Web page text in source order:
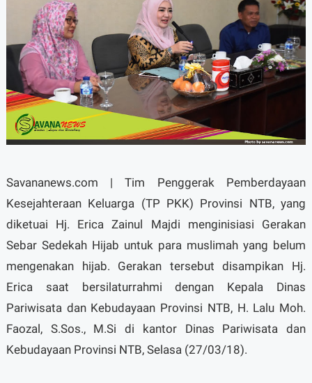
Savananews.com | Tim Penggerak Pemberdayaan
Kesejahteraan Keluarga (TP PKK) Provinsi NTB, yang
diketuai Hj. Erica Zainul Majdi menginisiasi Gerakan
Sebar Sedekah Hijab untuk para muslimah yang belum
mengenakan hijab. Gerakan tersebut disampikan Hj.
Erica saat bersilaturrahmi dengan Kepala Dinas
Pariwisata dan Kebudayaan Provinsi NTB, H. Lalu Moh.
Faozal, S.Sos., M.Si di kantor Dinas Pariwisata dan
Kebudayaan Provinsi NTB, Selasa (27/03/18).